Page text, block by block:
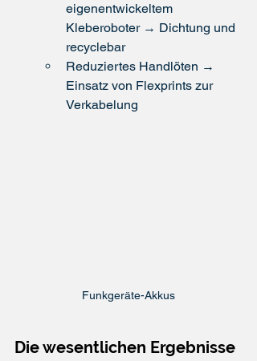
eigenentwickeltem
Kleberoboter → Dichtung und
recyclebar
Reduziertes Handlöten →
Einsatz von Flexprints zur
Verkabelung
Funkgeräte-Akkus
Die wesentlichen Ergebnisse